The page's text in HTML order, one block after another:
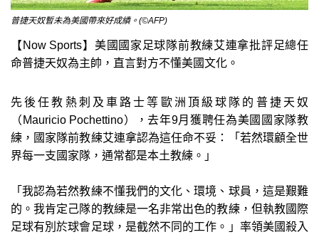
普捷天奴暫未為美國帶來好成績。(©AFP)
【Now Sports】美國國家足球隊前教練艾連拿批評足總任
命普捷天奴為主帥，直言對方不懂美國文化。
先後任教熱刺及車路士等歐洲頂級球隊的普捷天奴
（Mauricio Pochettino），去年9月獲聘任為美國國家隊教
練，國家隊前教練艾連拿認為這任命不妥：「若然環顧全世
界每一支國家隊，通常都是本土教練。」
「我認為若然教練不懂我們的文化、環境、球員，這是艱難
的。我肯定己隊的教練是一名非常出色的教練，但執教國際
足球有別於球會足球，是截然不同的工作。」率領美國殺入